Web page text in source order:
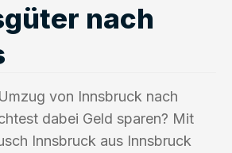
nach
von Innsbruck nach
dabei Geld sparen? Mit
Innsbruck aus Innsbruck